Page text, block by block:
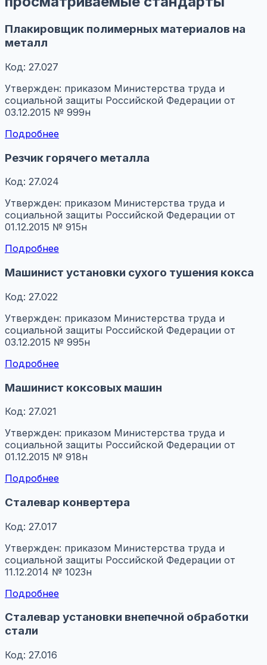
Плакировщик полимерных материалов на
металл
Код: 27.027
Утвержден: приказом Министерства труда и
социальной защиты Российской Федерации от
03.12.2015 № 999н
Подробнее
Резчик горячего металла
Код: 27.024
Утвержден: приказом Министерства труда и
социальной защиты Российской Федерации от
01.12.2015 № 915н
Подробнее
Машинист установки сухого тушения кокса
Код: 27.022
Утвержден: приказом Министерства труда и
социальной защиты Российской Федерации от
03.12.2015 № 995н
Подробнее
Машинист коксовых машин
Код: 27.021
Утвержден: приказом Министерства труда и
социальной защиты Российской Федерации от
01.12.2015 № 918н
Подробнее
Сталевар конвертера
Код: 27.017
Утвержден: приказом Министерства труда и
социальной защиты Российской Федерации от
11.12.2014 № 1023н
Подробнее
Сталевар установки внепечной обработки
стали
Код: 27.016